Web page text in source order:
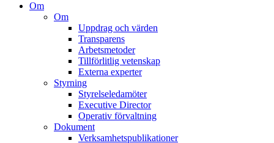
Om
Om
Uppdrag och värden
Transparens
Arbetsmetoder
Tillförlitlig vetenskap
Externa experter
Styrning
Styrelseledamöter
Executive Director
Operativ förvaltning
Dokument
Verksamhetspublikationer